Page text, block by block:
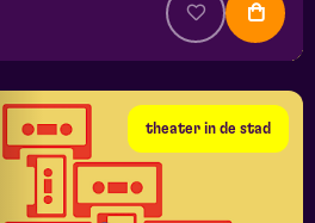
theater in de stad